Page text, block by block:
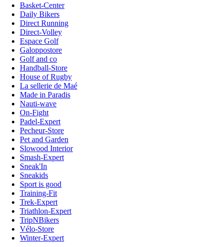
Basket-Center
Daily Bikers
Direct Running
Direct-Volley
Espace Golf
Galoppostore
Golf and co
Handball-Store
House of Rugby
La sellerie de Maé
Made in Paradis
Nauti-wave
On-Fight
Padel-Expert
Pecheur-Store
Pet and Garden
Slowood Interior
Smash-Expert
Sneak'In
Sneakids
Sport is good
Training-Fit
Trek-Expert
Triathlon-Expert
TripNBikers
Vélo-Store
Winter-Expert